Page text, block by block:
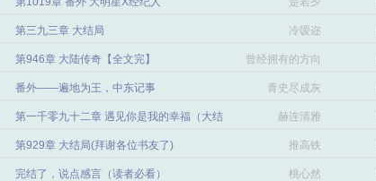
第三九三章 大结局 冷嗳迩
第946章 大陆传奇【全文完】
曾经拥有的方向
感
番外——遍地为王，中东记事 青史尽成灰
第一千零九十二章 遇见你是我的幸福（大结
局）
赫连清雅
第929章 大结局(拜谢各位书友了) 推高铁
完结了，说点感言（读者必看） 桃心然